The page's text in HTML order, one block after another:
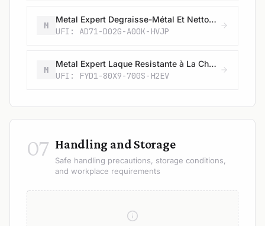
M
Metal Expert Degraisse-Métal Et Nettoyeur
UFI: AD71-D02G-A00K-HVJP
M
Metal Expert Laque Resistante à La Chaleur (Spray)
UFI: FYD1-80X9-700S-H2EV
07 Handling and Storage
Safe handling precautions, storage conditions,
and workplace requirements